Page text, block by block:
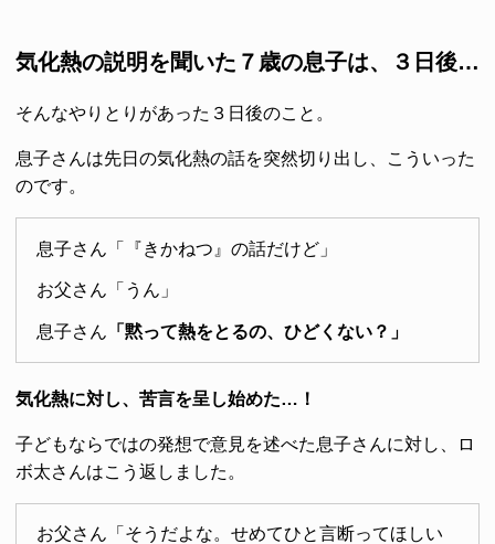
気化熱の説明を聞いた７歳の息子は、３日後…
そんなやりとりがあった３日後のこと。
息子さんは先日の気化熱の話を突然切り出し、こういった
のです。
息子さん「『きかねつ』の話だけど」
お父さん「うん」
息子さん 「黙って熱をとるの、ひどくない？」
気化熱に対し、苦言を呈し始めた…！
子どもならではの発想で意見を述べた息子さんに対し、ロ
ボ太さんはこう返しました。
お父さん「そうだよな。せめてひと言断ってほしい